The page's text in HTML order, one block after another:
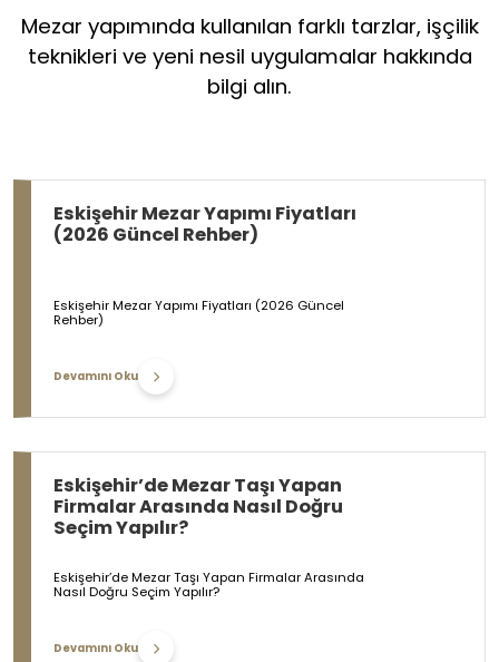
Mezar yapımında kullanılan farklı tarzlar, işçilik
teknikleri ve yeni nesil uygulamalar hakkında
bilgi alın.
Eskişehir Mezar Yapımı Fiyatları
(2026 Güncel Rehber)
Eskişehir Mezar Yapımı Fiyatları (2026 Güncel
Rehber)
Devamını Oku
Eskişehir’de Mezar Taşı Yapan
Firmalar Arasında Nasıl Doğru
Seçim Yapılır?
Eskişehir’de Mezar Taşı Yapan Firmalar Arasında
Nasıl Doğru Seçim Yapılır?
Devamını Oku